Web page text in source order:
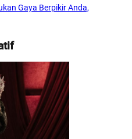
Gaya Berpikir Anda,